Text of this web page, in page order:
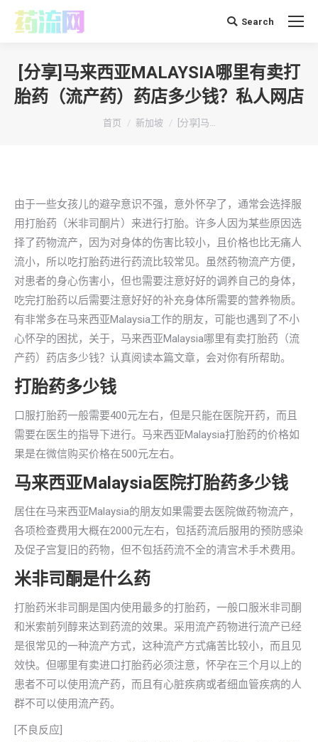
搜 Search
[分享]马来西亚MALAYSIA哪里有卖打
胎药（流产药）药店多少钱？私人网店
你在这里：
首页 新加坡 [分享]马…
由于一些女孩儿的避孕意识不强，意外怀孕了，通常会选择服
用打胎药（米非司酮片）来进行打胎。许多人因为某些原因选
择了药物流产，因为对身体的伤害比较小，且价格也比无痛人
流小，所以吃打胎药进行药流比较常见。虽然药物流产方便，
对患者的身心伤害小，但也需要注意好好的调养自己的身体，
吃完打胎药以后需要注意好好的补充身体所需要的营养物质。
有非常多在马来西亚Malaysia工作的朋友，可能也遇到了不小
心怀孕的困扰，关于，马来西亚Malaysia哪里有卖打胎药（流
产药）药店多少钱？认真阅读本篇文章，会对你有所帮助。
打胎药多少钱
口服打胎药一般需要400元左右，但是只能在医院开药，而且
需要在医生的指导下进行。马来西亚Malaysia打胎药的价格如
果是在微信购买价格在500元左右。
马来西亚Malaysia医院打胎药多少钱
居住在马来西亚Malaysia的朋友如果需要去医院做药物流产，
各项检查费用大概在2000元左右，包括药流后服用的预防感染
及促子宫复旧的药物，但不包括药流不全的清宫术手术费用。
米非司酮是什么药
打胎药米非司酮是国内使用最多的打胎药，一般口服米非司酮
和米索前列醇来达到药流的效果。采用流产药物进行流产已经
是很常见的一种流产方式，这种流产方式痛苦比较小，而且见
效快。但哪里有卖进口打胎药必须注意，怀孕在三个月以上的
患者不可以使用流产药，而且有心脏疾病或者细血管疾病的人
群不可以使用流产药。
[不良反应]